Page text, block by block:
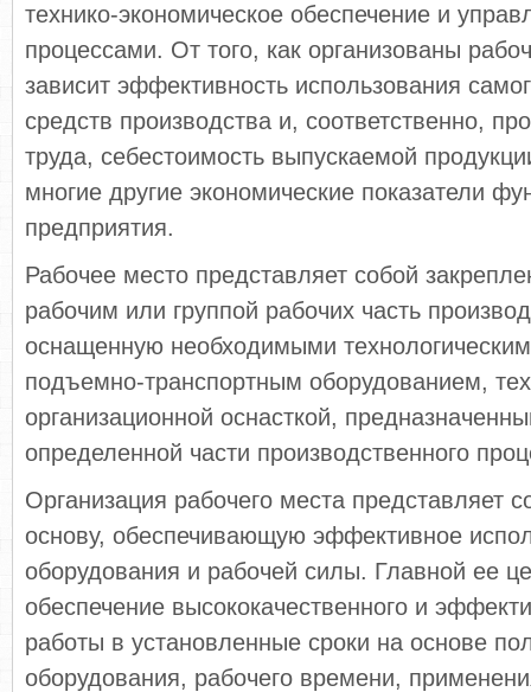
технико-экономическое обеспечение и
процессами. От того, как организованы
зависит эффективность использования
средств производства и, соответственно,
труда, себестоимость выпускаемой
многие другие экономические показатели
предприятия.
Рабочее место представляет собой
рабочим или группой рабочих часть
оснащенную необходимыми
подъемно-транспортным оборудованием,
организационной оснасткой,
определенной части производственного
Организация рабочего места представляет
основу, обеспечивающую эффективное
оборудования и рабочей силы. Главной ее
обеспечение высококачественного и
работы в установленные сроки на основе
оборудования, рабочего времени,